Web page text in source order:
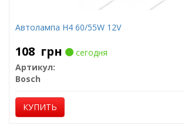
Автолампа H4 60/55W 12V
108 грн
сегодня
Артикул:
Bosch
КУПИТЬ